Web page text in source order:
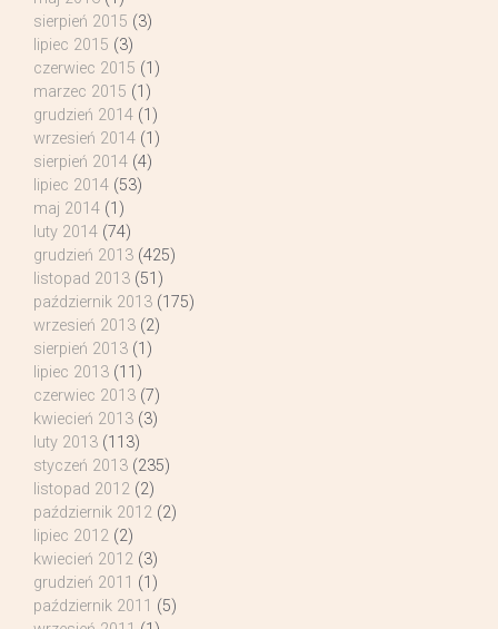
sierpień 2015 (3)
lipiec 2015 (3)
czerwiec 2015 (1)
marzec 2015 (1)
grudzień 2014 (1)
wrzesień 2014 (1)
sierpień 2014 (4)
lipiec 2014 (53)
maj 2014 (1)
luty 2014 (74)
grudzień 2013 (425)
listopad 2013 (51)
październik 2013 (175)
wrzesień 2013 (2)
sierpień 2013 (1)
lipiec 2013 (11)
czerwiec 2013 (7)
kwiecień 2013 (3)
luty 2013 (113)
styczeń 2013 (235)
listopad 2012 (2)
październik 2012 (2)
lipiec 2012 (2)
kwiecień 2012 (3)
grudzień 2011 (1)
październik 2011 (5)